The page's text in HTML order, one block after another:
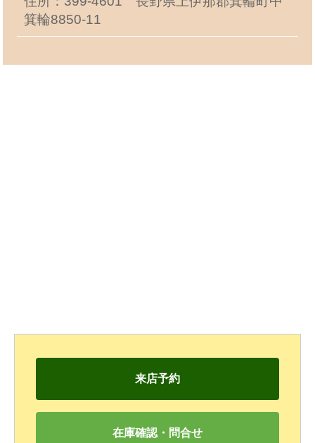
箕輪8850-11
来店予約
在庫確認・問合せ